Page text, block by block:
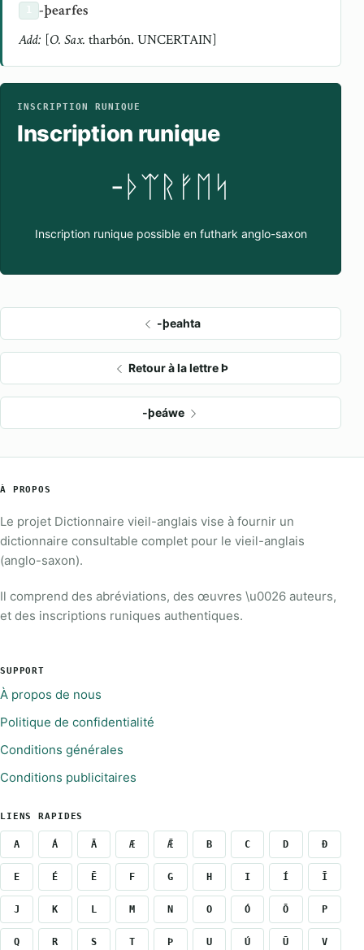
-þearfes
Add: [O. Sax. tharbón. UNCERTAIN]
INSCRIPTION RUNIQUE
Inscription runique
-ᚦᛠᚱᚠᛖᛋ
Inscription runique possible en futhark anglo-saxon
-þeahta
Retour à la lettre Þ
-þeáwe
À PROPOS
Le projet Dictionnaire vieil-anglais vise à fournir un
dictionnaire consultable complet pour le vieil-anglais
(anglo-saxon).
Il comprend des abréviations, des œuvres \u0026 auteurs,
et des inscriptions runiques authentiques.
SUPPORT
À propos de nous
Politique de confidentialité
Conditions générales
Conditions publicitaires
LIENS RAPIDES
A Á Ā Æ Ǣ B C D Ð
E É Ē F G H I Í Ī
J K L M N O Ó Ō P
Q R S T Þ U Ú Ū V